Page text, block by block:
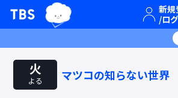
TBSテレビ｜ときめくときを。
火
よる マツコの知らない世界